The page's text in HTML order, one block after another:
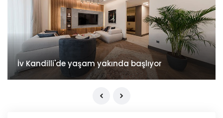
İv Kandilli'de yaşam yakında başlıyor